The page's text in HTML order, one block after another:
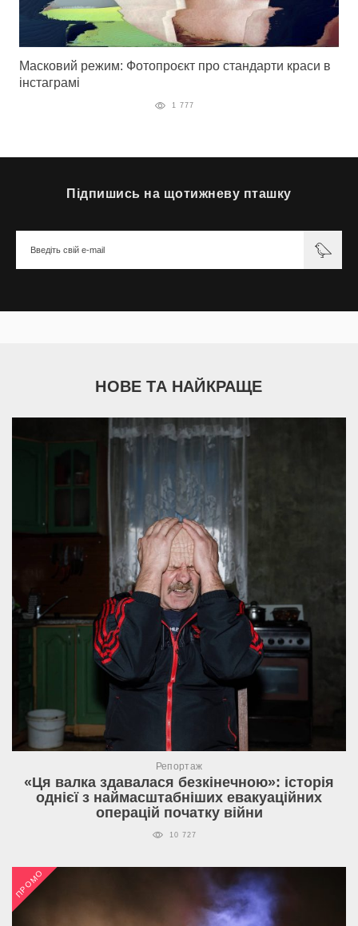
Масковий режим: Фотопроєкт про стандарти краси в
інстаграмі
1 777
Підпишись на щотижневу пташку
НОВЕ ТА НАЙКРАЩЕ
Репортаж
«Ця валка здавалася безкінечною»: історія
однієї з наймасштабніших евакуаційних
операцій початку війни
10 727
ПРОМО